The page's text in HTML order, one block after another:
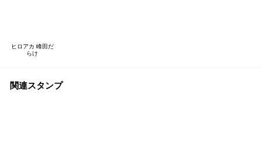
ヒロアカ 峰田だ
らけ
関連スタンプ